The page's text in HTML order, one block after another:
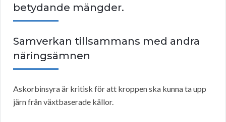
betydande mängder.
Samverkan tillsammans med andra
näringsämnen
Askorbinsyra är kritisk för att kroppen ska kunna ta upp
järn från växtbaserade källor.